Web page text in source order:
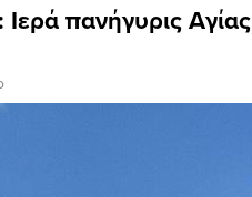
πανήγυρις Αγίας